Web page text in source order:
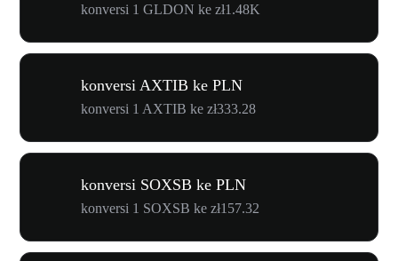
konversi 1 GLDON ke zł1.48K
konversi AXTIB ke PLN
konversi 1 AXTIB ke zł333.28
konversi SOXSB ke PLN
konversi 1 SOXSB ke zł157.32